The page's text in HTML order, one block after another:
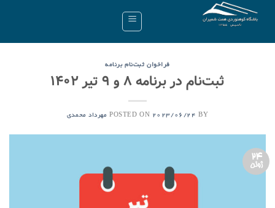
فراخوان ثبت‌نام برنامه
ثبت‌نام در برنامه ۸ و ۹ تیر ۱۴۰۲
POSTED ON 2023/06/24 BY مهرداد محمدی
24
ژوئن